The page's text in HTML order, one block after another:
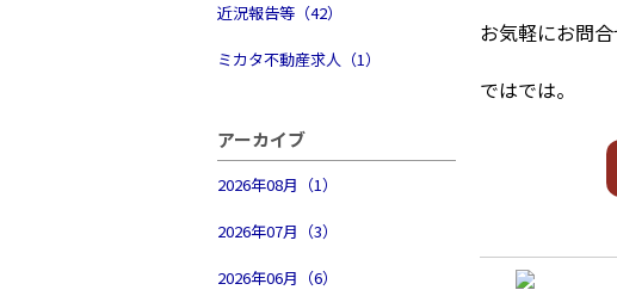
近況報告等（42）
ミカタ不動産求人（1）
アーカイブ
2026年08月（1）
2026年07月（3）
2026年06月（6）
お気軽にお問
ではでは。